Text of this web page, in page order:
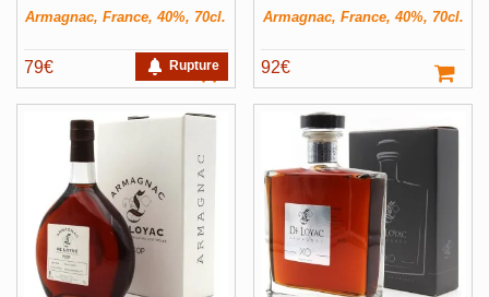
Rupture
Armagnac, France, 40%, 70cl.
79€
Armagnac, France, 40%, 70cl.
92€